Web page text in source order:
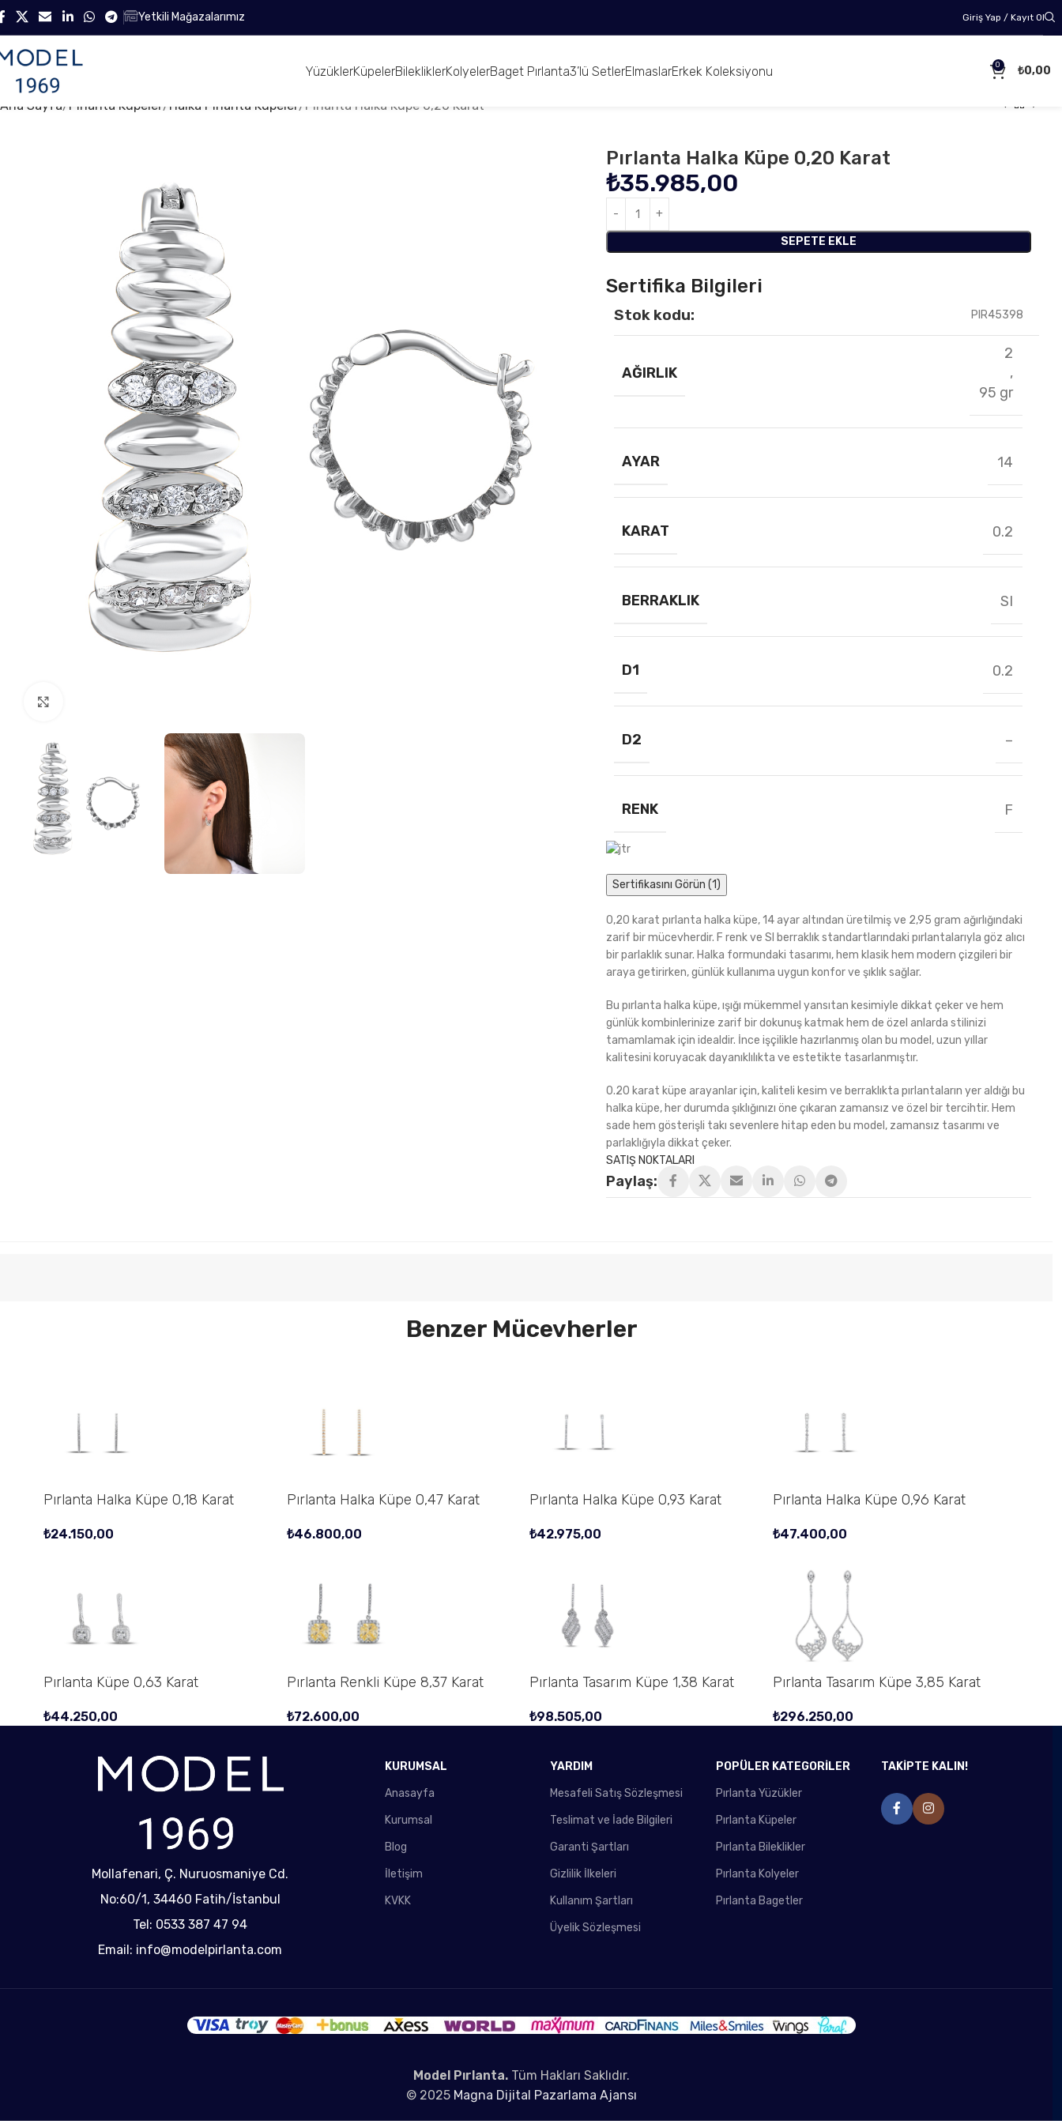
Yetkili Mağazalarımız Giriş Yap / Kayıt Ol
YüzüklerKüpelerBilekliklerKolyelerBaget Pırlanta3’lü SetlerElmaslarErkek Koleksiyonu 0 ₺0,00
Ana Sayfa Pırlanta Küpeler Halka Pırlanta Küpeler Pırlanta Halka Küpe 0,20 Karat
Pırlanta Halka Küpe 0,20 Karat
₺35.985,00
SEPETE EKLE
Sertifika Bilgileri
Stok kodu: PIR45398
AĞIRLIK
2
,
95 gr
AYAR 14
KARAT 0.2
BERRAKLIK SI
D1 0.2
D2 –
RENK F
Sertifikasını Görün (1)
0,20 karat pırlanta halka küpe, 14 ayar altından üretilmiş ve 2,95 gram ağırlığındaki
zarif bir mücevherdir. F renk ve SI berraklık standartlarındaki pırlantalarıyla göz alıcı
bir parlaklık sunar. Halka formundaki tasarımı, hem klasik hem modern çizgileri bir
araya getirirken, günlük kullanıma uygun konfor ve şıklık sağlar.
Bu pırlanta halka küpe, ışığı mükemmel yansıtan kesimiyle dikkat çeker ve hem
günlük kombinlerinize zarif bir dokunuş katmak hem de özel anlarda stilinizi
tamamlamak için idealdir. İnce işçilikle hazırlanmış olan bu model, uzun yıllar
kalitesini koruyacak dayanıklılıkta ve estetikte tasarlanmıştır.
0.20 karat küpe arayanlar için, kaliteli kesim ve berraklıkta pırlantaların yer aldığı bu
halka küpe, her durumda şıklığınızı öne çıkaran zamansız ve özel bir tercihtir. Hem
sade hem gösterişli takı sevenlere hitap eden bu model, zamansız tasarımı ve
parlaklığıyla dikkat çeker.
SATIŞ NOKTALARI
Paylaş:
Benzer Mücevherler
Pırlanta Halka Küpe 0,18 Karat
₺24.150,00
Pırlanta Halka Küpe 0,47 Karat
₺46.800,00
Pırlanta Halka Küpe 0,93 Karat
₺42.975,00
Pırlanta Halka Küpe 0,96 Karat
₺47.400,00
Pırlanta Küpe 0,63 Karat
₺44.250,00
Pırlanta Renkli Küpe 8,37 Karat
₺72.600,00
Pırlanta Tasarım Küpe 1,38 Karat
₺98.505,00
Pırlanta Tasarım Küpe 3,85 Karat
₺296.250,00
Mollafenari, Ç. Nuruosmaniye Cd.
No:60/1, 34460 Fatih/İstanbul
Tel: 0533 387 47 94
Email: info@modelpirlanta.com
KURUMSAL
Anasayfa
Kurumsal
Blog
İletişim
KVKK
YARDIM
Mesafeli Satış Sözleşmesi
Teslimat ve İade Bilgileri
Garanti Şartları
Gizlilik İlkeleri
Kullanım Şartları
Üyelik Sözleşmesi
POPÜLER KATEGORİLER
Pırlanta Yüzükler
Pırlanta Küpeler
Pırlanta Bileklikler
Pırlanta Kolyeler
Pırlanta Bagetler
TAKİPTE KALIN!
Model Pırlanta.Tüm Hakları Saklıdır.
© 2025 Magna Dijital Pazarlama Ajansı